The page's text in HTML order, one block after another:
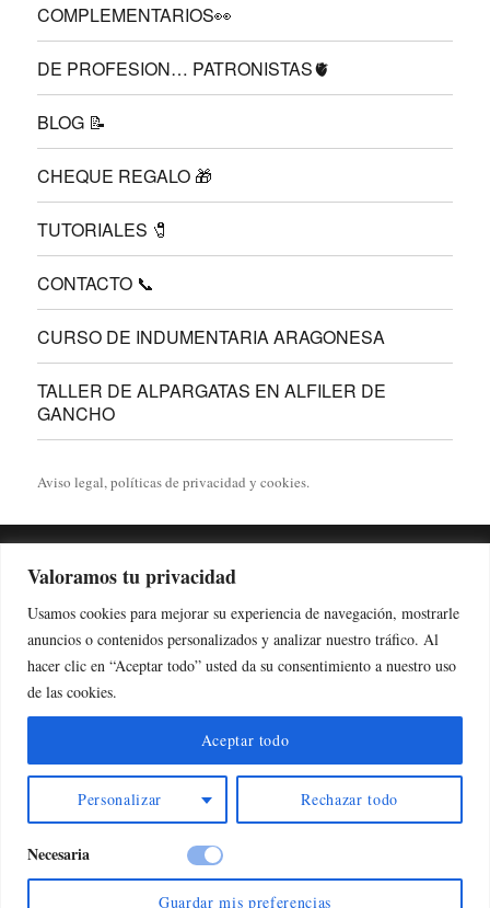
Valoramos tu privacidad
Usamos cookies para mejorar su experiencia de navegación, mostrarle
anuncios o contenidos personalizados y analizar nuestro tráfico. Al
hacer clic en “Aceptar todo” usted da su consentimiento a nuestro uso
de las cookies.
Personalizar Rechazar todo
Aceptar todo
Necesaria
Guardar mis preferencias
COMPLEMENTARIOS👀
DE PROFESION… PATRONISTAS🫀
BLOG 📝
CHEQUE REGALO 🎁
TUTORIALES 🧷
CONTACTO 📞
CURSO DE INDUMENTARIA ARAGONESA
TALLER DE ALPARGATAS EN ALFILER DE
GANCHO
Aviso legal, políticas deprivacidad ycookies.
Deprecated: trim(): Passing null to parameter #1 ($string) of type
/homepages/41/d346718336/htdocs/alfilerdegancho/wp-
content/plugins/adapta-rgpd/lib/vendor/Mustache/Tokenizer.php
on line110
Política de Privacidad
Deprecated: trim(): Passing null to parameter #1 ($string) of type
/homepages/41/d346718336/htdocs/alfilerdegancho/wp-
content/plugins/adapta-rgpd/lib/vendor/Mustache/Tokenizer.php